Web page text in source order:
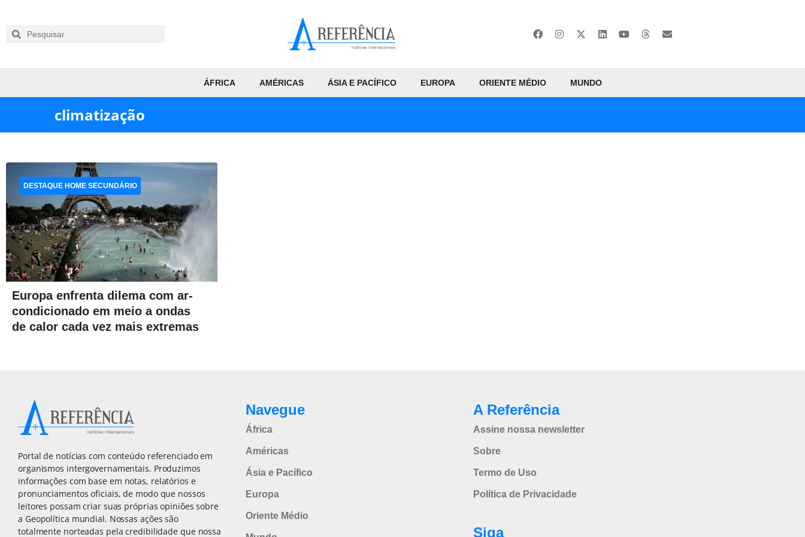
ÁFRICA AMÉRICAS ÁSIA E PACÍFICO EUROPA ORIENTE MÉDIO MUNDO
climatização
Europa enfrenta dilema com ar-
condicionado em meio a ondas
de calor cada vez mais extremas
DESTAQUE HOME SECUNDÁRIO
Portal de notícias com conteúdo referenciado em
organismos intergovernamentais. Produzimos
informações com base em notas, relatórios e
pronunciamentos oficiais, de modo que nossos
leitores possam criar suas próprias opiniões sobre
a Geopolítica mundial. Nossas ações são
totalmente norteadas pela credibilidade que nossa
Navegue
África
Américas
Ásia e Pacífico
Europa
Oriente Médio
A Referência
Assine nossa newsletter
Sobre
Termo de Uso
Política de Privacidade
Siga